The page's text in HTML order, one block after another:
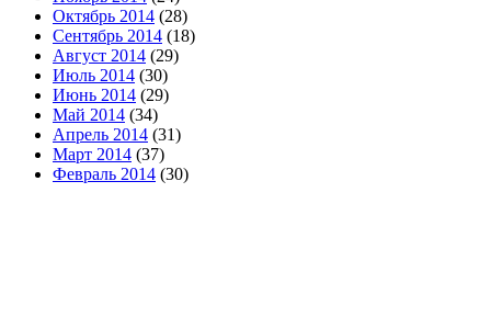
Октябрь 2014 (28)
Сентябрь 2014 (18)
Август 2014 (29)
Июль 2014 (30)
Июнь 2014 (29)
Май 2014 (34)
Апрель 2014 (31)
Март 2014 (37)
Февраль 2014 (30)